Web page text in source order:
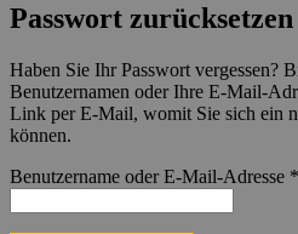
Passwort zurücksetzen
Haben Sie Ihr Passwort vergessen?
Benutzernamen oder Ihre E-Mail-
Link per E-Mail, womit Sie sich ein
können.
Benutzername oder E-Mail-Adresse *